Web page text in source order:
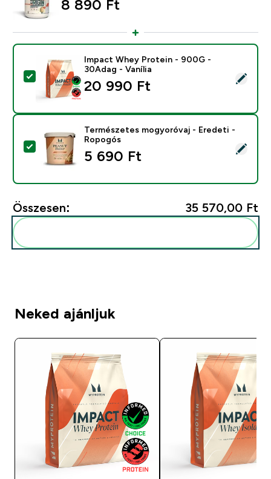
8 890 Ft‎
Termék kiválasztása - Impact Whey Protein - 900G -
Impact Whey Protein - 900G -
30Adag - Vanília
20 990 Ft‎
Termék kiválasztása - Természetes mogyoróvaj -
Természetes mogyoróvaj - Eredeti -
Ropogós
5 690 Ft‎
Összesen: 35 570,00 Ft‎
Neked ajánljuk